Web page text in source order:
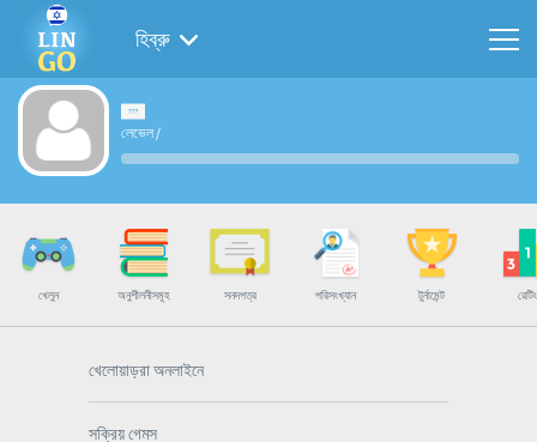
হিব্রু
লেভেল/
খেলুন অনুশীলনীসমূহ সনদপত্র পরিসংখ্যান টুর্নামেন্ট রেটিং
খেলোয়াড়রা অনলাইনে
সক্রিয় গেমস